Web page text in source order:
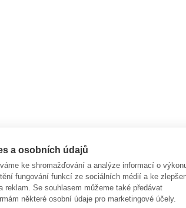
a osobních údajů
ke shromažďování a analýze informací o
fungování funkcí ze sociálních médií a ke
reklam. Se souhlasem můžeme také předávat
některé osobní údaje pro marketingové účely.